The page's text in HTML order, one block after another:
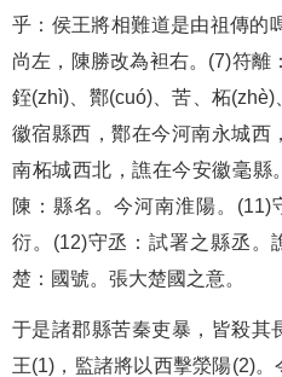
乎：侯王將相難道是由祖傳的
尚左，陳勝改為袒右。(7)符離
銍(zhì)、酇(cuó)、苦、柘
徽宿縣西，酇在今河南永城西
南柘城西北，譙在今安徽毫縣
陳：縣名。今河南淮陽。(11)
衍。(12)守丞：試署之縣丞。
楚：國號。張大楚國之意。
于是諸郡縣苦秦吏暴，皆殺其
王(1)，監諸將以西擊滎陽(2)